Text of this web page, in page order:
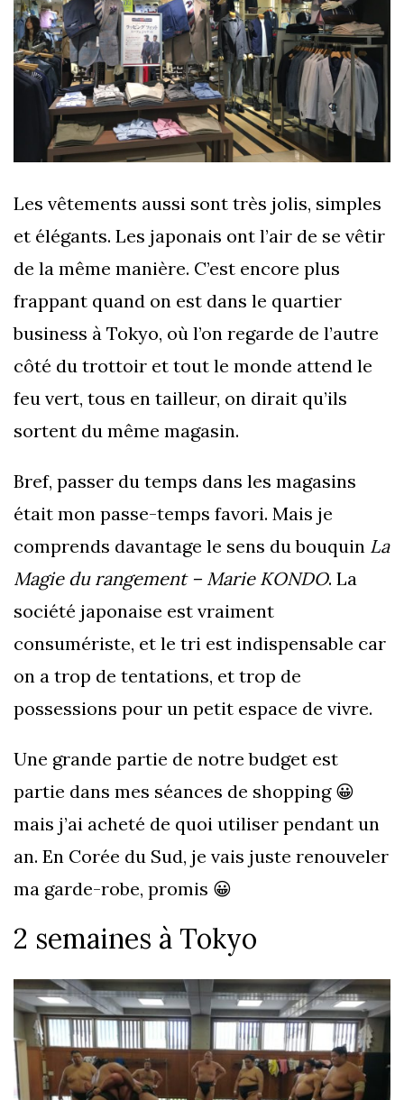
Les vêtements aussi sont très jolis, simples
et élégants. Les japonais ont l’air de se vêtir
de la même manière. C’est encore plus
frappant quand on est dans le quartier
business à Tokyo, où l’on regarde de l’autre
côté du trottoir et tout le monde attend le
feu vert, tous en tailleur, on dirait qu’ils
sortent du même magasin.
Bref, passer du temps dans les magasins
était mon passe-temps favori. Mais je
comprends davantage le sens du bouquin La
Magie du rangement – Marie KONDO. La
société japonaise est vraiment
consumériste, et le tri est indispensable car
on a trop de tentations, et trop de
possessions pour un petit espace de vivre.
Une grande partie de notre budget est
partie dans mes séances de shopping 😀
mais j’ai acheté de quoi utiliser pendant un
an. En Corée du Sud, je vais juste renouveler
ma garde-robe, promis 😀
2 semaines à Tokyo